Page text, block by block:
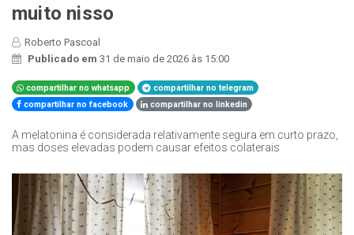
muito nisso
Roberto Pascoal
Publicado em 31 de maio de 2026 às 15:00
compartilhar no whatsapp
compartilhar no telegram
compartilhar no facebook
compartilhar no linkedin
A melatonina é considerada relativamente segura em curto prazo,
mas doses elevadas podem causar efeitos colaterais